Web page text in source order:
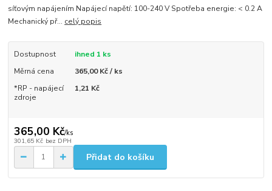
síťovým napájením Napájecí napětí: 100-240 V Spotřeba energie: < 0.2 A
Mechanický př... celý popis
Dostupnost
ihned 1 ks
Měrná cena
365,00 Kč / ks
*RP - napájecí
zdroje
1,21 Kč
365,00 Kč/ks
301,65 Kč bez DPH
Přidat do košíku